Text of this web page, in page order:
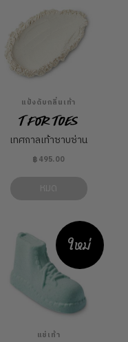
แป้งดับกลิ่นเท้า
T for Toes
เทศกาลเท้าซาบซ่าน
฿495.00
ใหม่
แช่เท้า